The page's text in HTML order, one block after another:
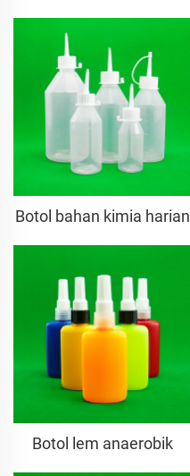
Botol bahan kimia harian
Botol lem anaerobik